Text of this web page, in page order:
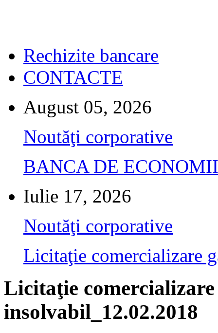
Rechizite bancare
CONTACTE
August 05, 2026
Noutăţi corporative
BANCA DE
Iulie 17, 2026
Noutăţi corporative
Licitaţie comercializare
Licitaţie
insolvabil_12.02.2018